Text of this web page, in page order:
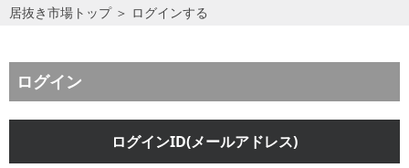
居抜き市場トップ＞ ログインする
ログイン
ログインID(メールアドレス)